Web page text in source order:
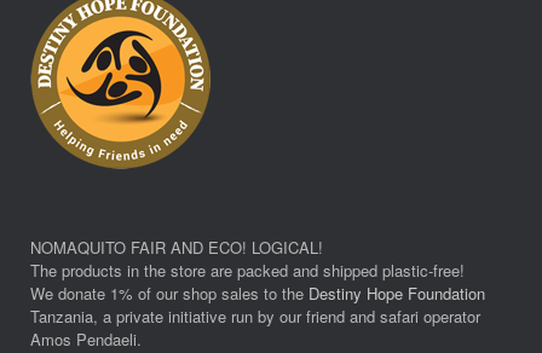
NOMAQUITO FAIR AND ECO! LOGICAL!
The products in the store are packed and shipped plastic-free!
We donate 1% of our shop sales to the Destiny Hope Foundation
Tanzania, a private initiative run by our friend and safari operator
Amos Pendaeli.